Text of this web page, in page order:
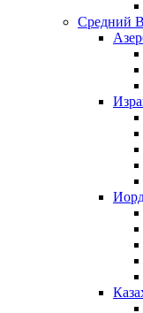
Средний